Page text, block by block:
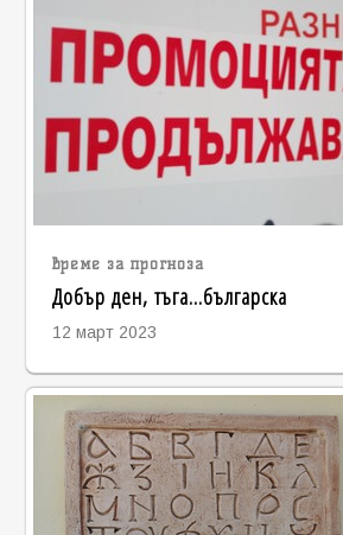
време за прогноза
Добър ден, тъга...българска
12 март 2023